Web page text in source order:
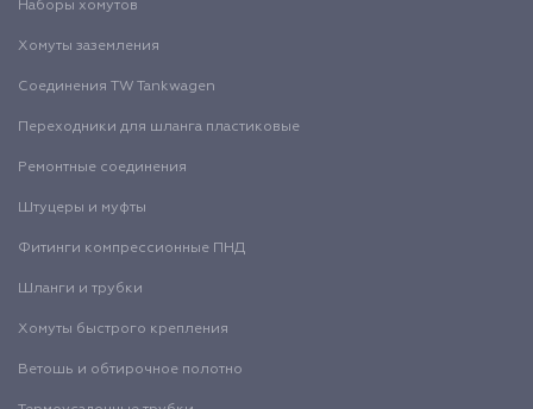
Наборы хомутов
Хомуты заземления
Соединения TW Tankwagen
Переходники для шланга пластиковые
Ремонтные соединения
Штуцеры и муфты
Фитинги компрессионные ПНД
Шланги и трубки
Хомуты быстрого крепления
Ветошь и обтирочное полотно